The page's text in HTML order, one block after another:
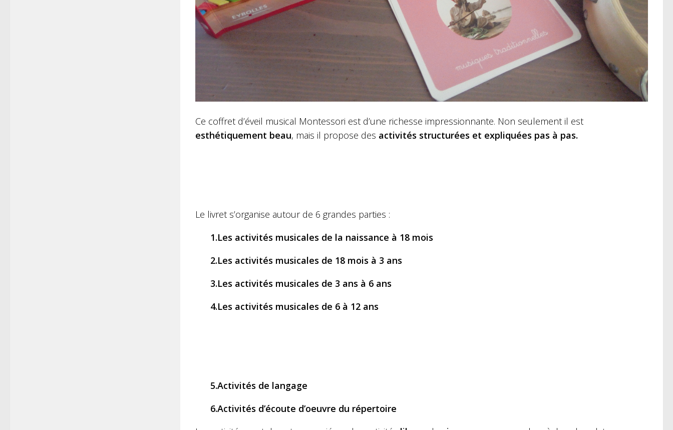
Ce coffret d’éveil musical Montessori est d’une richesse impressionnante. Non seulement il est
esthétiquement beau, mais il propose des activités structurées et expliquées pas à pas.
Le livret s’organise autour de 6 grandes parties :
1.Les activités musicales de la naissance à 18 mois
2.Les activités musicales de 18 mois à 3 ans
3.Les activités musicales de 3 ans à 6 ans
4.Les activités musicales de 6 à 12 ans
5.Activités de langage
6.Activités d’écoute d’oeuvre du répertoire